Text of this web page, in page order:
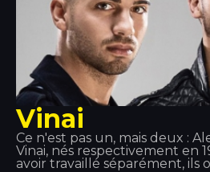
Vinai
Ce n'est pas un, mais deux :
Vinai, nés respectivement en
avoir travaillé séparément, ils